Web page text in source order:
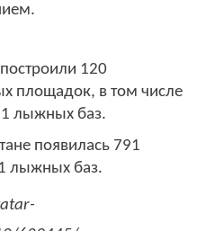
120
площадок, в том числе
лыжных баз.
появилась 791
лыжных баз.